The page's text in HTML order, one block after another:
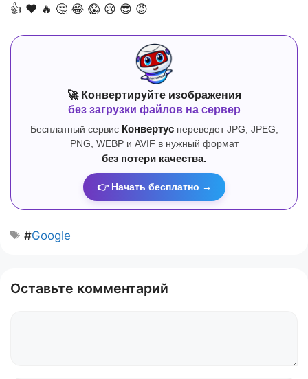
👍 ❤️ 🔥 🤔 😂 😱 😢 😎 😡
🚀 Конвертируйте изображения
без загрузки файлов на сервер
Бесплатный сервис Конвертуспереведет JPG, JPEG,
PNG, WEBP и AVIF в нужный формат
без потери качества.
👉 Начать бесплатно →
#Google
Оставьте комментарий